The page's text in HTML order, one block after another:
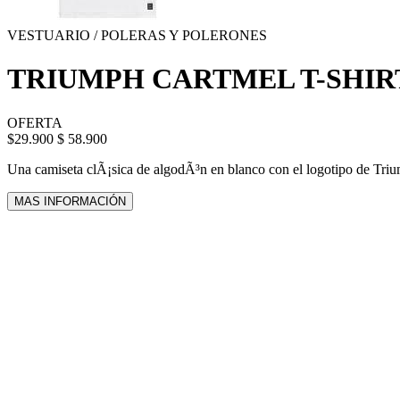
VESTUARIO / POLERAS Y POLERONES
TRIUMPH CARTMEL T-
OFERTA
$29.900 $ 58.900
Una camiseta clÃ¡sica de algodÃ³n en blanco con el logotipo de
MAS INFORMACIÓN